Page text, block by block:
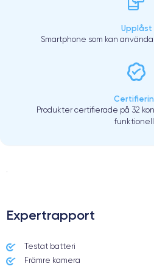
Upplåst
Smartphone som kan
Produkter certifierade på 32
.
Expertrapport
Testat batteri
Främre kamera